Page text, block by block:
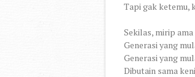
Tapi gak ketemu,
Sekilas, mirip
Generasi yang
Generasi yang
Dibutain sama